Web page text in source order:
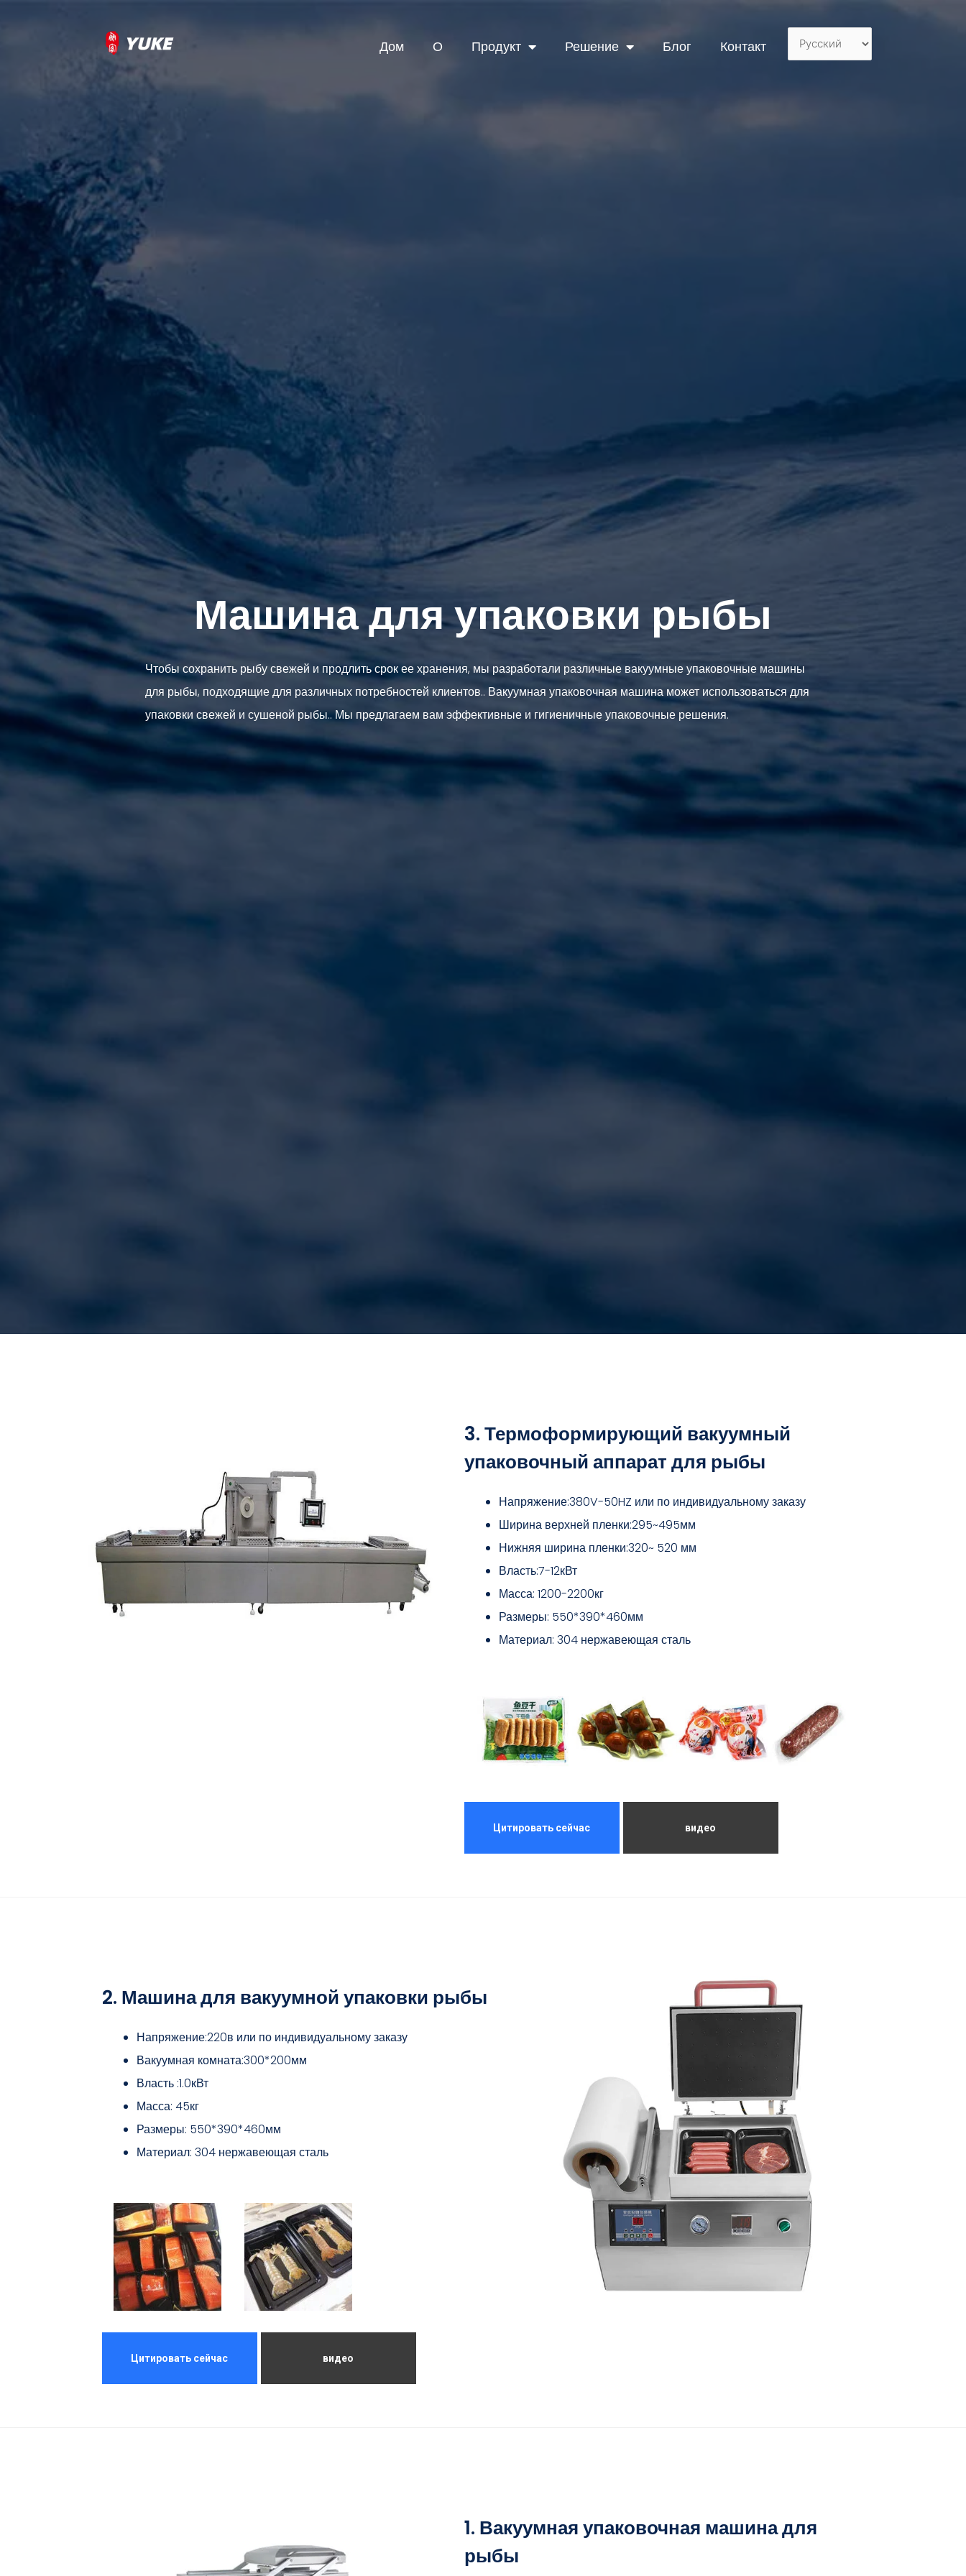
Дом О Продукт Решение Блог Контакт
Машина для упаковки рыбы
Чтобы сохранить рыбу свежей и продлить срок ее хранения, мы разработали различные вакуумные упаковочные машины
для рыбы, подходящие для различных потребностей клиентов.. Вакуумная упаковочная машина может использоваться для
упаковки свежей и сушеной рыбы.. Мы предлагаем вам эффективные и гигиеничные упаковочные решения.
3. Термоформирующий вакуумный
упаковочный аппарат для рыбы
Напряжение:380V-50HZ или по индивидуальному заказу
Ширина верхней пленки:295~495мм
Нижняя ширина пленки:320~ 520 мм
Власть:7-12кВт
Масса: 1200-2200кг
Размеры: 550*390*460мм
Материал: 304 нержавеющая сталь
Цитировать сейчас видео
2. Машина для вакуумной упаковки рыбы
Напряжение:220в или по индивидуальному заказу
Вакуумная комната:300*200мм
Власть :1.0кВт
Масса: 45кг
Размеры: 550*390*460мм
Материал: 304 нержавеющая сталь
Цитировать сейчас видео
1. Вакуумная упаковочная машина для
рыбы